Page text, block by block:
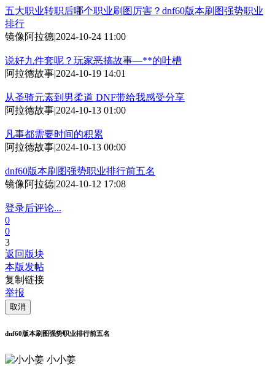
五大职业转职后哪个职业刷图厉害？dnf60版本刷图强势职业
排行
镜像阿拉德|2024-10-24 11:00
说好九件套呢？玩家恶搞故事—**的吐槽
阿拉德故事|2024-10-19 14:01
从圣骑元素到男柔道 DNF带给我感受分享
阿拉德故事|2024-10-13 01:00
凡事都需要时间的积累
阿拉德故事|2024-10-13 00:00
dnf60版本刷图强势职业排行前五名
镜像阿拉德|2024-10-12 17:08
登录后评论...
0
0
3
返回版块
本版发帖
复制链接
举报
取消
dnf60版本刷图强势职业排行前五名
小小姜